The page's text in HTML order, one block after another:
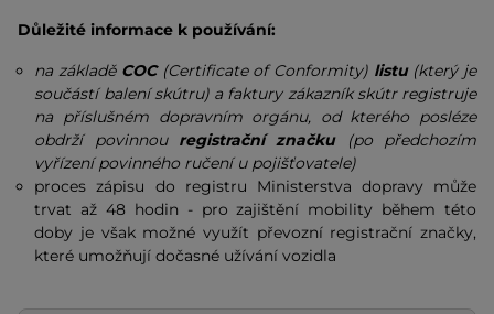
Důležité informace k používání:
na základě COC (Certificate of Conformity) listu (který je
součástí balení skútru) a faktury zákazník skútr registruje
na příslušném dopravním orgánu, od kterého posléze
obdrží povinnou registrační značku
(po předchozím
vyřízení povinného ručení u pojišťovatele)
proces zápisu do registru Ministerstva dopravy může
trvat až 48 hodin - pro zajištění mobility během této
doby je však možné využít převozní registrační značky,
které umožňují dočasné užívání vozidla